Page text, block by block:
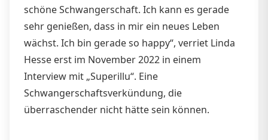
schöne Schwangerschaft. Ich kann es gerade
sehr genießen, dass in mir ein neues Leben
wächst. Ich bin gerade so happy“, verriet Linda
Hesse erst im November 2022 in einem
Interview mit „Superillu“. Eine
Schwangerschaftsverkündung, die
überraschender nicht hätte sein können.